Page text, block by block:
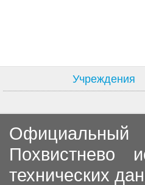
Учреждения
Похвистнево
технических